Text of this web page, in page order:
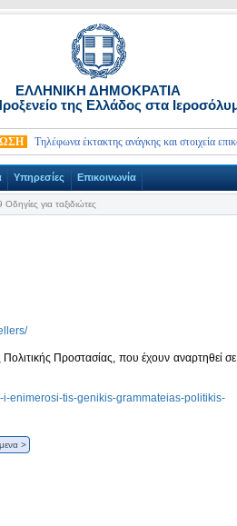
ΕΛΛΗΝΙΚΗ ΔΗΜΟΚΡΑΤΙΑ
της Ελλάδος στα
Τηλέφωνα έκτακτης ανάγκης και στοιχεία
Υπηρεσίες Επικοινωνία
για ταξιδιώτες
Προστασίας, που έχουν αναρτηθεί σε
enimerosi-tis-genikis-grammateias-politikis-
>